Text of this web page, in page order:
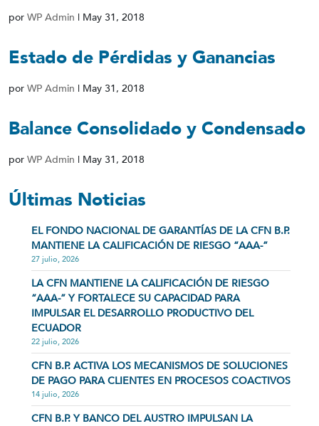
por WP Admin | May 31, 2018
Estado de Pérdidas y Ganancias
por WP Admin | May 31, 2018
Balance Consolidado y Condensado
por WP Admin | May 31, 2018
Últimas Noticias
EL FONDO NACIONAL DE GARANTÍAS DE LA CFN B.P.
MANTIENE LA CALIFICACIÓN DE RIESGO “AAA-”
27 julio, 2026
LA CFN MANTIENE LA CALIFICACIÓN DE RIESGO
“AAA-” Y FORTALECE SU CAPACIDAD PARA
IMPULSAR EL DESARROLLO PRODUCTIVO DEL
ECUADOR
22 julio, 2026
CFN B.P. ACTIVA LOS MECANISMOS DE SOLUCIONES
DE PAGO PARA CLIENTES EN PROCESOS COACTIVOS
14 julio, 2026
CFN B.P. Y BANCO DEL AUSTRO IMPULSAN LA